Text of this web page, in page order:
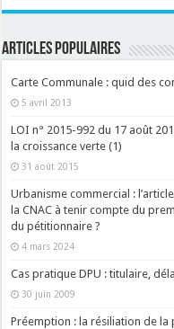
ARTICLES POPULAIRES
Carte Communale : quid des
5 avril 2013
LOI n° 2015-992 du 17 août
la croissance verte (1)
31 août 2015
Urbanisme commercial :
la CNAC à tenir compte du
du pétitionnaire ?
4 mars 2024
Cas pratique DPU : titulaire,
30 juin 2009
Préemption : la résiliation de la